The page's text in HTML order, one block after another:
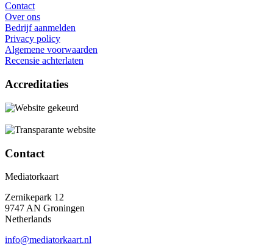
Contact
Over ons
Bedrijf aanmelden
Privacy policy
Algemene voorwaarden
Recensie achterlaten
Accreditaties
Contact
Mediatorkaart
Zernikepark 12
9747 AN Groningen
Netherlands
info@mediatorkaart.nl